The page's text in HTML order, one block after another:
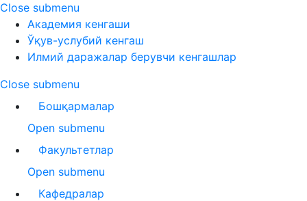
Close submenu
Академия кенгаши
Ўқув-услубий кенгаш
Илмий даражалар берувчи кенгашлар
Close submenu
Бошқармалар
Open submenu
Факультетлар
Open submenu
Кафедралар